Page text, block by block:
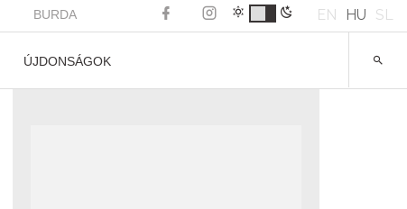
BURDA EN HU SL
ÚJDONSÁGOK